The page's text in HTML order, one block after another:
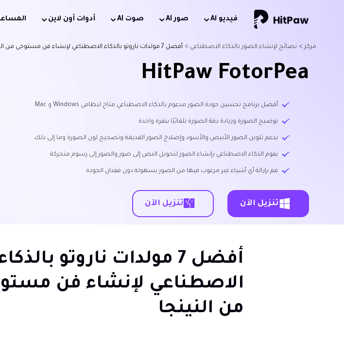
فيديو Al صور AI صوت AI أدوات أون لاين
مركز > نصائح لإنشاء الصور بالذكاء الاصطناعي > أفضل 7 مولدات ناروتو بالذكاء الاصطناعي لإنشاء فن مستوحى من النينجا
HitPaw FotorPea
أفضل برنامج تحسين جودة الصور مدعوم بالذكاء الاصطناعي متاح لنظامي Windows و Mac
توضيح الصورة وزيادة دقة الصورة تلقائيًا بنقرة واحدة
يدعم تلوين الصور الأبيض والأسود وإصلاح الصور القديمة وتصحيح لون الصورة وما إلى ذلك.
يقوم الذكاء الاصطناعي بإنشاء الصور لتحويل النص إلى صور والصور إلى رسوم متحركة
قم بإزالة أي أشياء غير مرغوب فيها من الصور بسهولة دون فقدان الجودة
تنزيل الآن تنزيل الآن
أفضل 7 مولدات ناروتو
الاصطناعي لإنشاء فن
من النينجا